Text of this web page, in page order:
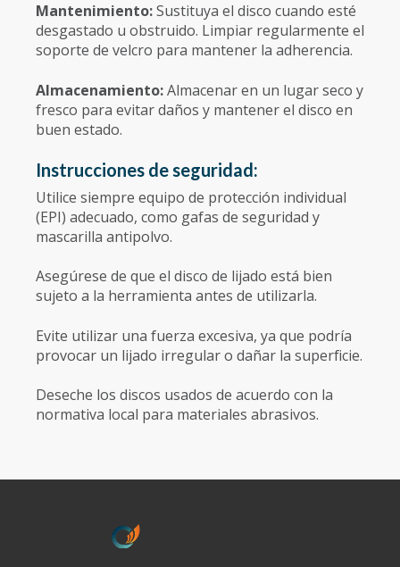
Mantenimiento:Sustituya el disco cuando esté
desgastado u obstruido. Limpiar regularmente el
soporte de velcro para mantener la adherencia.
Almacenamiento:Almacenar en un lugar seco y
fresco para evitar daños y mantener el disco en
buen estado.
Instrucciones de seguridad:
Utilice siempre equipo de protección individual
(EPI) adecuado, como gafas de seguridad y
mascarilla antipolvo.
Asegúrese de que el disco de lijado está bien
sujeto a la herramienta antes de utilizarla.
Evite utilizar una fuerza excesiva, ya que podría
provocar un lijado irregular o dañar la superficie.
Deseche los discos usados de acuerdo con la
normativa local para materiales abrasivos.